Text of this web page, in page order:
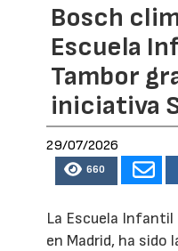
Bosch
Escuela
Tambor
iniciativa
29/07/2026
660
La Escuela Infantil
en Madrid, ha sido